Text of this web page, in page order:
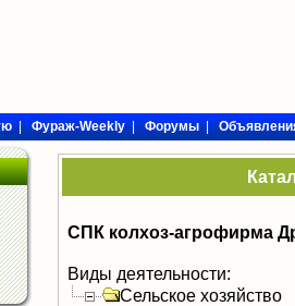
|Фураж-Weekly|Форумы|
СПК колхоз-агрофирма
Виды деятельности:
Сельское хозяйство